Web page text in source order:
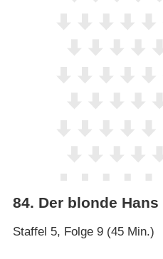
84. Der blonde Hans
Staffel 5, Folge 9 (45 Min.)